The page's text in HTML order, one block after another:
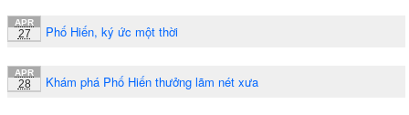
APR
27 Phố Hiến, ký ức một thời
APR
28 Khám phá Phố Hiến thưởng lãm nét xưa